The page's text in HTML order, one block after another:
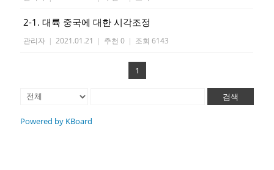
2-1. 대륙 중국에 대한 시각조정
관리자 | 2021.01.21 | 추천 0 | 조회 6143
1
검색
Powered by KBoard